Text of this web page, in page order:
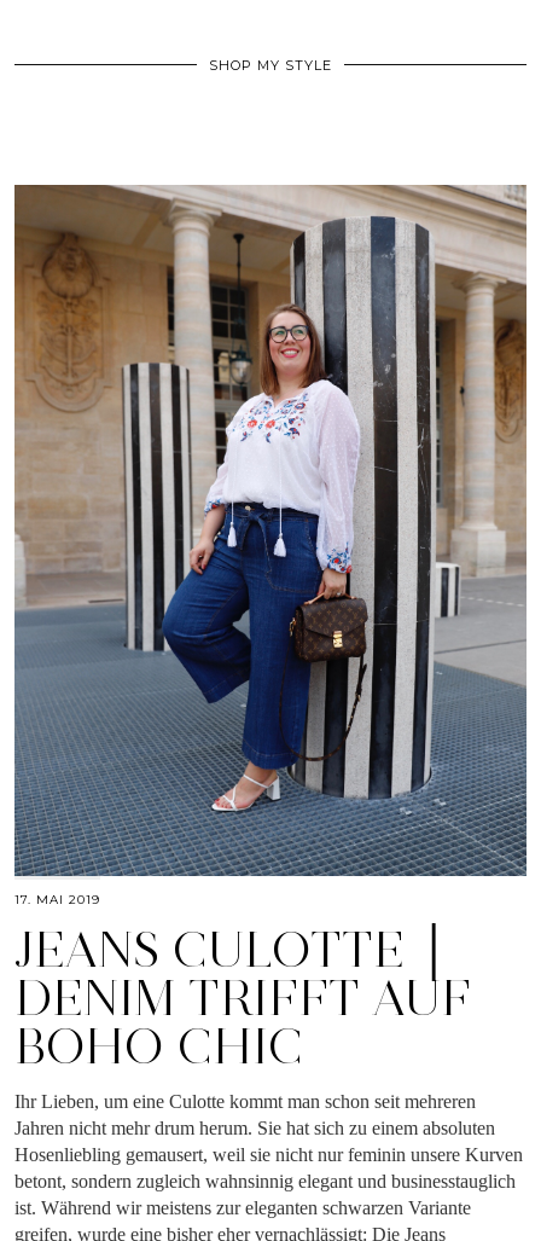
SHOP MY STYLE
17. MAI 2019
JEANS CULOTTE │
DENIM TRIFFT AUF
BOHO CHIC
Ihr Lieben, um eine Culotte kommt man schon seit mehreren
Jahren nicht mehr drum herum. Sie hat sich zu einem absoluten
Hosenliebling gemausert, weil sie nicht nur feminin unsere Kurven
betont, sondern zugleich wahnsinnig elegant und businesstauglich
ist. Während wir meistens zur eleganten schwarzen Variante
greifen, wurde eine bisher eher vernachlässigt: Die Jeans